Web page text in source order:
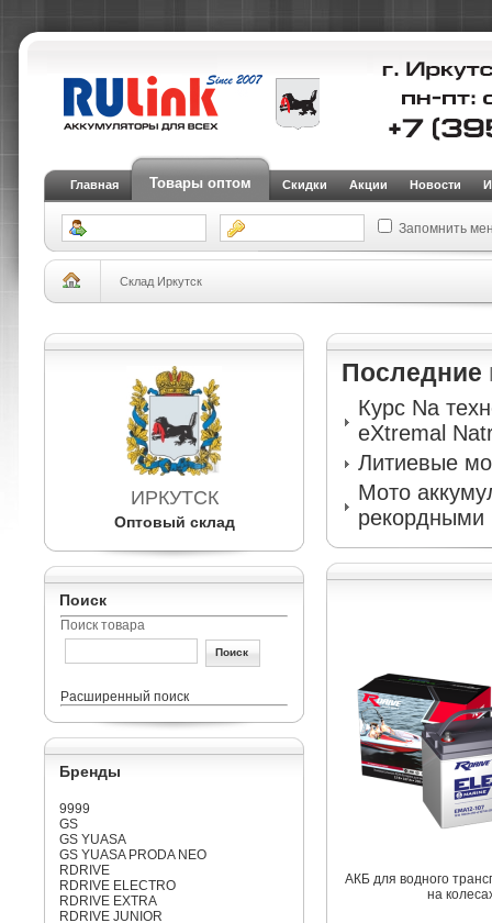
Главная Товары оптом Скидки Акции Новости
Запомнить
Склад Иркутск
ИРКУТСК
Оптовый склад
Поиск
Поиск товара
Расширенный поиск
Бренды
9999
GS
GS YUASA
GS YUASA PRODA NEO
RDRIVE
RDRIVE ELECTRO
RDRIVE EXTRA
RDRIVE JUNIOR
Последние
Курс Na
eXtremal
Литиевые
Мото
рекордными
АКБ для водного
на